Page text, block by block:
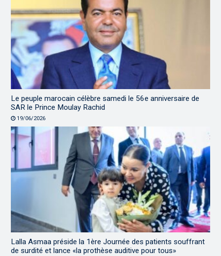
Le peuple marocain célèbre samedi le 56e anniversaire de
SAR le Prince Moulay Rachid
19/06/2026
Lalla Asmaa préside la 1ère Journée des patients souffrant
de surdité et lance «la prothèse auditive pour tous»